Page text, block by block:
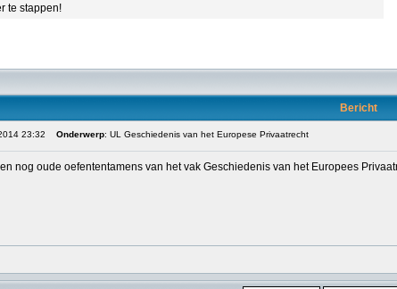
te stappen!
Bericht
23:32 Onderwerp: UL Geschiedenis van het Europese Privaatrecht
nog oude oefententamens van het vak Geschiedenis van het Europees